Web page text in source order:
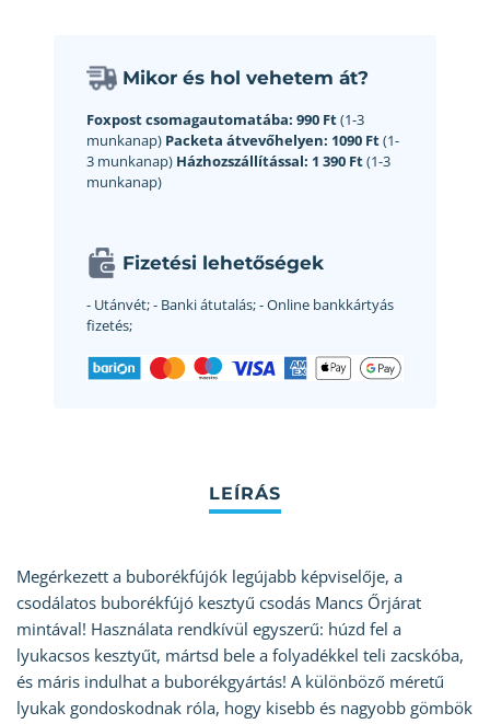
Mikor és hol vehetem át?
Foxpost csomagautomatába: 990 Ft(1-3
munkanap) Packeta átvevőhelyen: 1090 Ft(1-
3 munkanap) Házhozszállítással: 1 390 Ft(1-3
munkanap)
Fizetési lehetőségek
- Utánvét;- Banki átutalás;- Online bankkártyás
fizetés;
Megérkezett a buborékfújók legújabb képviselője, a
csodálatos buborékfújó kesztyű csodás Mancs Őrjárat
mintával! Használata rendkívül egyszerű: húzd fel a
lyukacsos kesztyűt, mártsd bele a folyadékkel teli zacskóba,
és máris indulhat a buborékgyártás! A különböző méretű
lyukak gondoskodnak róla, hogy kisebb és nagyobb gömbök